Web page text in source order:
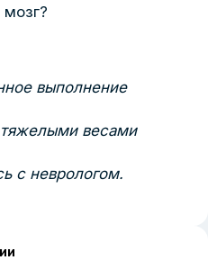
мозг?
выполнение
весами
с неврологом.